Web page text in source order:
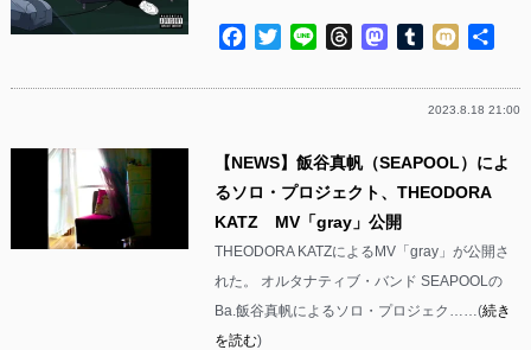
Facebook
TwitterLine ThreadsMastodon
Tumblr
Mixi
2023.8.18 21:00
【NEWS】飯谷真帆（SEAPOOL）によ
るソロ・プロジェクト、THEODORA
KATZ MV「gray」公開
THEODORA KATZによるMV「gray」が公開さ
れた。 オルタナティブ・バンド SEAPOOLの
Ba.飯谷真帆によるソロ・プロジェク……(続き
を読む)